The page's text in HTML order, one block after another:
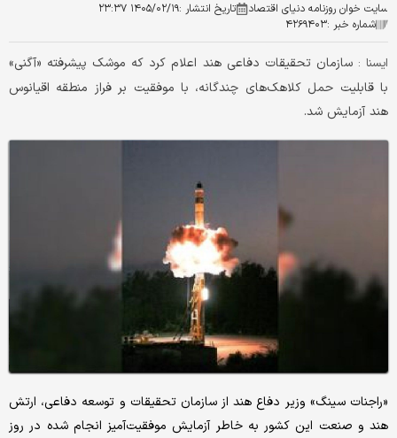
سایت خوان روزنامه دنیای اقتصاد تاریخ انتشار :۱۴۰۵/۰۲/۱۹ ۲۳:۳۷
شماره خبر :۴۲۶۹۴۰۳
ايسنا :سازمان تحقیقات دفاعی هند اعلام کرد که موشک پیشرفته «آگنی»
با قابلیت حمل کلاهک‌های چندگانه، با موفقیت بر فراز منطقه اقیانوس
هند آزمایش شد.
«راجنات سینگ» وزیر دفاع هند از سازمان تحقیقات و توسعه دفاعی، ارتش
هند و صنعت این کشور به خاطر آزمایش موفقیت‌آمیز انجام شده در روز